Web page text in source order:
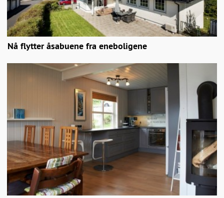
Nå flytter åsabuene fra eneboligene